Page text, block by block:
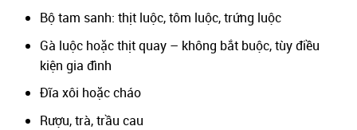
Bộ tam sanh: thịt luộc, tôm luộc, trứng luộc
Gà luộc hoặc thịt quay – không bắt buộc, tùy điều
kiện gia đình
Đĩa xôi hoặc cháo
Rượu, trà, trầu cau